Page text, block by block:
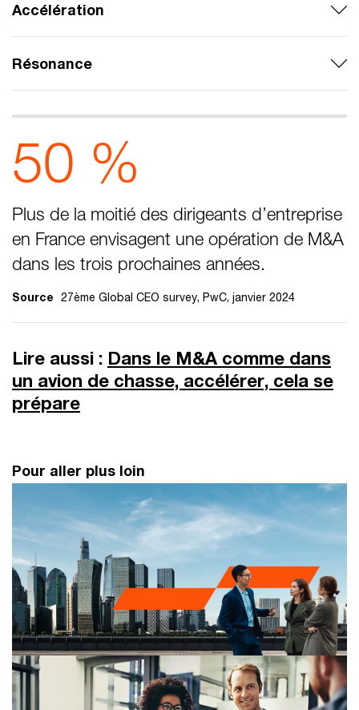
Accélération
Résonance
50 %
Plus de la moitié des dirigeants d’entreprise
en France envisagent une opération de M&A
dans les trois prochaines années.
Source 27ème Global CEO survey, PwC, janvier 2024
Lire aussi : Dans le M&A comme dans
un avion de chasse, accélérer, cela se
prépare
Pour aller plus loin
Tendances mondiales en fusions-acquisitions